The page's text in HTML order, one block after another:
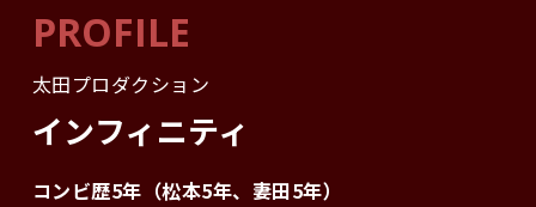
PROFILE
太田プロダクション
インフィニティ
コンビ歴5年（松本5年、妻田5年）